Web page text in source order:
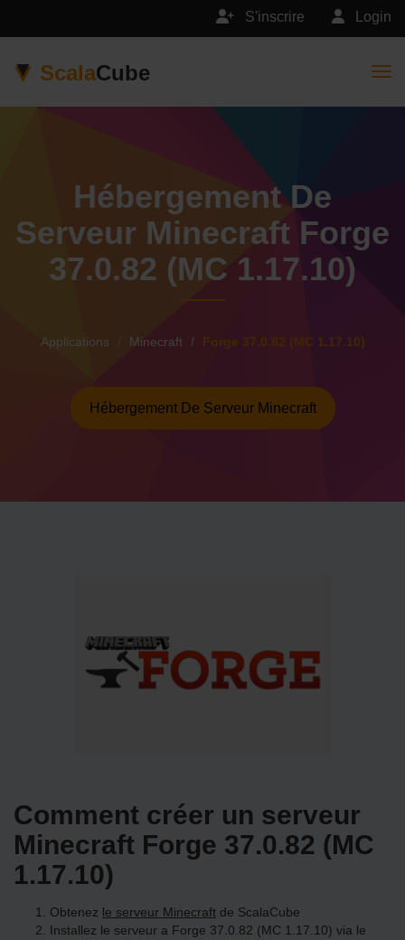
Login
S'inscrire
ScalaCube
Hébergement De
Serveur Minecraft Forge
37.0.82 (MC 1.17.10)
Applications Minecraft Forge 37.0.82 (MC 1.17.10)
Hébergement De Serveur Minecraft
Comment créer un serveur
Minecraft Forge 37.0.82 (MC
1.17.10)
Obtenez le serveur Minecraft de ScalaCube
Installez le serveur a Forge 37.0.82 (MC 1.17.10) via le